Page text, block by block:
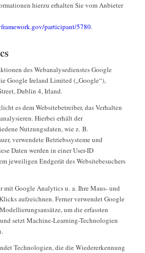
hierzu erhalten Sie vom Anbieter
participant/5780.
des Webanalysedienstes Google
Google Ireland Limited („Google“),
Dublin 4, Irland.
es dem Websitebetreiber, das Verhalten
Hierbei erhält der
Nutzungsdaten, wie z. B.
verwendete Betriebssysteme und
Daten werden in einer User-ID
jeweiligen Endgerät des Websitebesuchers
mit Google Analytics u. a. Ihre Maus- und
aufzeichnen. Ferner verwendet Google
um die erfassten
setzt Machine-Learning-Technologien
Technologien, die die Wiedererkennung